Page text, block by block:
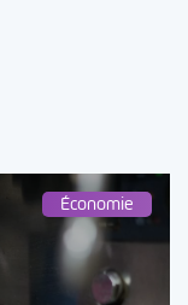
Économie